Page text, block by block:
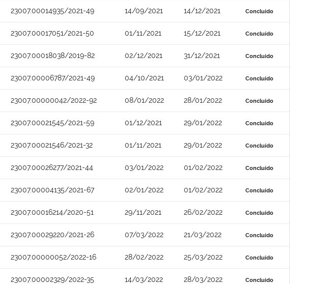
23007.00014935/2021-49 14/09/2021 14/12/2021 Concluído
23007.00017051/2021-50 01/11/2021 15/12/2021 Concluído
23007.00018038/2019-82 02/12/2021 31/12/2021 Concluído
23007.00006787/2021-49 04/10/2021 03/01/2022 Concluído
23007.00000042/2022-92 08/01/2022 28/01/2022 Concluído
23007.00021545/2021-59 01/12/2021 29/01/2022 Concluído
23007.00021546/2021-32 01/11/2021 29/01/2022 Concluído
23007.00026277/2021-44 03/01/2022 01/02/2022 Concluído
23007.00004135/2021-67 02/01/2022 01/02/2022 Concluído
23007.00016214/2020-51 29/11/2021 26/02/2022 Concluído
23007.00029220/2021-26 07/03/2022 21/03/2022 Concluído
23007.00000052/2022-16 28/02/2022 25/03/2022 Concluído
23007.00002329/2022-35 14/03/2022 28/03/2022 Concluído